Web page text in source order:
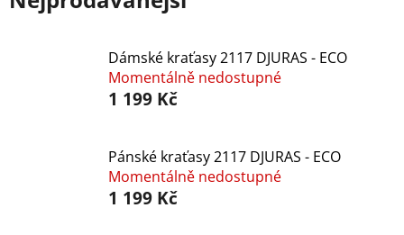
Dámské kraťasy 2117 DJURAS - ECO
Momentálně nedostupné
1 199 Kč
Pánské kraťasy 2117 DJURAS - ECO
Momentálně nedostupné
1 199 Kč